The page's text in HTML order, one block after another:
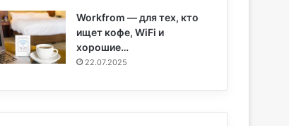
Workfrom — для тех, кто
ищет кофе, WiFi и
хорошие…
22.07.2025